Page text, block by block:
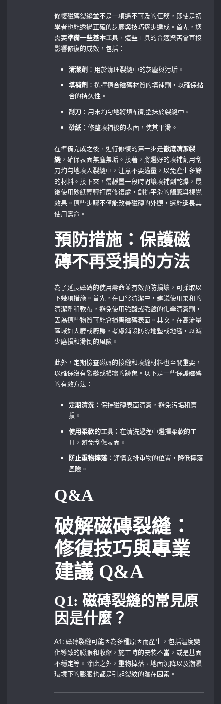
修復磁磚裂縫並不是一項遙不可及的任務，即使是初
學者也能透過正確的步驟與技巧逐步達成。首先，您
需要準備一些基本工具 ，這些工具的合適與否會直接
影響修復的成效，包括：
清潔劑 ：用於清理裂縫中的灰塵與污垢。
填補劑 ：選擇適合磁磚材質的填補劑，以確保黏
合的持久性。
刮刀 ：用來均勻地將填補劑塗抹於裂縫中。
砂紙 ：修整填補後的表面，使其平滑。
在準備完成之後，進行修復的第一步是徹底清潔裂
縫 ，確保表面無塵無垢。接著，將選好的填補劑用刮
刀均勻地填入裂縫中，注意不要過量，以免產生多餘
的材料。接下來，需靜置一段時間讓填補劑乾燥，最
後使用砂紙輕輕打磨修復處，創造平滑的觸感與視覺
效果。這些步驟不僅能改善磁磚的外觀，還能延長其
使用壽命。
預防措施：保護磁
磚不再受損的方法
為了延長磁磚的使用壽命並有效預防損壞，可採取以
下幾項措施。首先，在日常清潔中，建議使用柔和的
清潔劑和軟布，避免使用強酸或強鹼的化學清潔劑，
因為這些物質可能會損害磁磚表面。其次，在高流量
區域如大廳或廚房，考慮鋪設防滑地墊或地毯，以減
少磨損和滑倒的風險。
此外，定期檢查磁磚的接縫和填縫材料也至關重要，
以確保沒有裂縫或損壞的跡象。以下是一些保護磁磚
的有效方法：
定期清洗：保持磁磚表面清潔，避免污垢和磨
損。
使用柔軟的工具：在清洗過程中選擇柔軟的工
具，避免刮傷表面。
防止重物摔落：謹慎安排重物的位置，降低摔落
風險。
Q&A
破解磁磚裂縫：
修復技巧與專業
建議⁢ Q&A
Q1: 磁磚裂縫的常見原
因是什麼？
A1: 磁磚裂縫可能因為多種原因而產生，包括温度變
化導致的膨脹和收縮，施工時的安裝不當，或是基面
不穩定等。除此之外，重物掉落、地面沉降以及潮濕
環境下的膨脹也都是引起裂紋的潛在因素。